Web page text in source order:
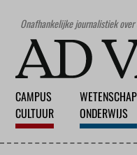
Onafhankelijke journalistiek
CAMPUS
CULTUUR
WETENSCHAP
ONDERWIJS